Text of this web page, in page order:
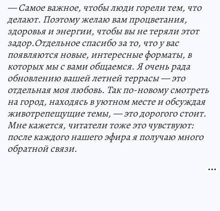
— Самое важное, чтобы люди горели тем, что
делают. Поэтому желаю вам процветания,
здоровья и энергии, чтобы вы не теряли этот
задор.Отдельное спасибо за то, что у вас
появляются новые, интересные форматы, в
которых мы с вами общаемся. Я очень рада
обновлению вашей летней террасы — это
отдельная моя любовь. Так по-новому смотреть
на город, находясь в уютном месте и обсуждая
животрепещущие темы, — это дорогого стоит.
Мне кажется, читатели тоже это чувствуют:
после каждого нашего эфира я получаю много
обратной связи.